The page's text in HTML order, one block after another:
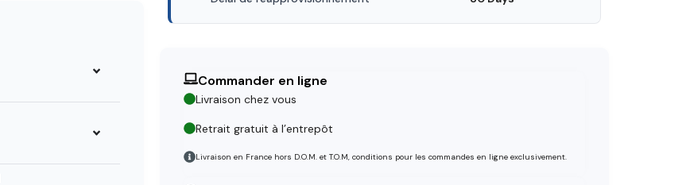
Commander en ligne
Livraison chez vous
Retrait gratuit à l’entrepôt
Livraison en France hors D.O.M. et T.O.M, conditions pour les commandes en ligne exclusivement.